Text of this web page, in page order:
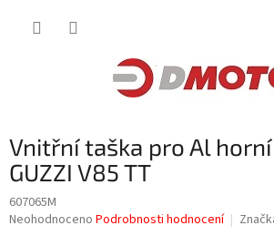
Vnitřní taška pro Al
GUZZI V85 TT
607065M
Průměrné
Neohodnoceno Podrobnosti hodnocení